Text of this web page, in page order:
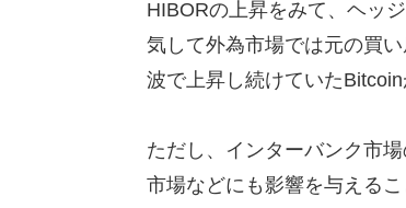
HIBORの上昇をみて、ヘッ
気して外為市場では元の買
波で上昇し続けていたBitcoin
ただし、インターバンク市
市場などにも影響を与える